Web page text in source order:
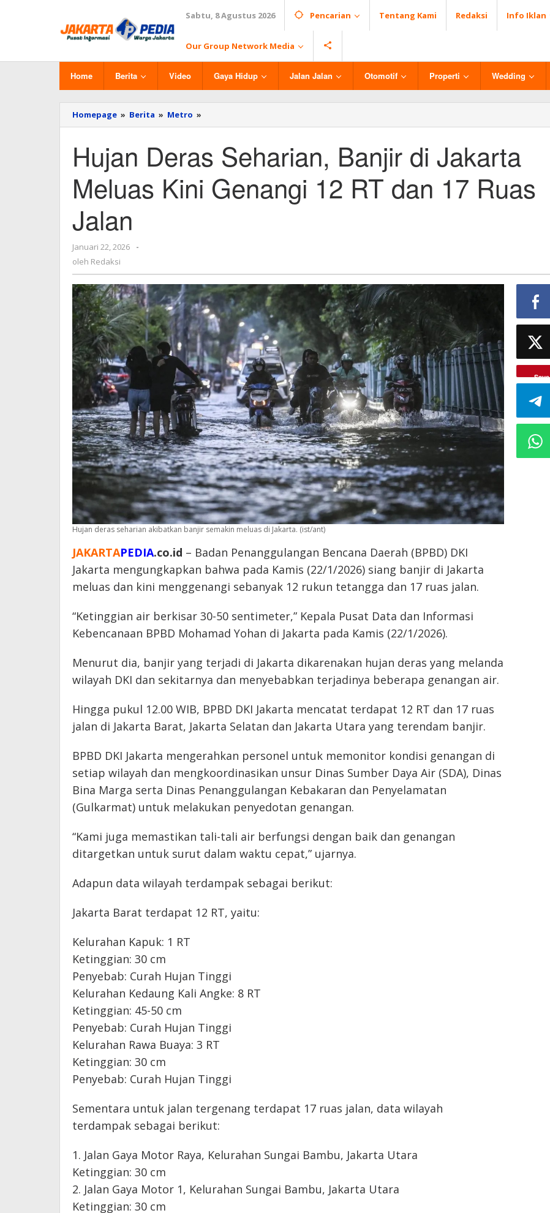
Sabtu, 8 Agustus 2026 Pencarian Tentang Kami Redaksi Info Iklan
Our Group Network Media
Home Berita Video Gaya Hidup Jalan Jalan Otomotif Properti Wedding
Homepage » Berita » Metro »
Deras
Banjir
di
Meluas
Kini
Jalan
Hujan Deras Seharian, Banjir di Jakarta
Meluas Kini Genangi 12 RT dan 17 Ruas
Jalan
Januari 22, 2026
oleh
-
oleh Redaksi
Hujan deras seharian akibatkan banjir semakin meluas di Jakarta. (ist/ant)
JAKARTAPEDIA.co.id – Badan Penanggulangan Bencana Daerah (BPBD) DKI
Jakarta mengungkapkan bahwa pada Kamis (22/1/2026) siang banjir di Jakarta
meluas dan kini menggenangi sebanyak 12 rukun tetangga dan 17 ruas jalan.
“Ketinggian air berkisar 30-50 sentimeter,” Kepala Pusat Data dan Informasi
Kebencanaan BPBD Mohamad Yohan di Jakarta pada Kamis (22/1/2026).
Menurut dia, banjir yang terjadi di Jakarta dikarenakan hujan deras yang melanda
wilayah DKI dan sekitarnya dan menyebabkan terjadinya beberapa genangan air.
Hingga pukul 12.00 WIB, BPBD DKI Jakarta mencatat terdapat 12 RT dan 17 ruas
jalan di Jakarta Barat, Jakarta Selatan dan Jakarta Utara yang terendam banjir.
BPBD DKI Jakarta mengerahkan personel untuk memonitor kondisi genangan di
setiap wilayah dan mengkoordinasikan unsur Dinas Sumber Daya Air (SDA), Dinas
Bina Marga serta Dinas Penanggulangan Kebakaran dan Penyelamatan
(Gulkarmat) untuk melakukan penyedotan genangan.
“Kami juga memastikan tali-tali air berfungsi dengan baik dan genangan
ditargetkan untuk surut dalam waktu cepat,” ujarnya.
Adapun data wilayah terdampak sebagai berikut:
Jakarta Barat terdapat 12 RT, yaitu:
Kelurahan Kapuk: 1 RT
Ketinggian: 30 cm
Penyebab: Curah Hujan Tinggi
Kelurahan Kedaung Kali Angke: 8 RT
Ketinggian: 45-50 cm
Penyebab: Curah Hujan Tinggi
Kelurahan Rawa Buaya: 3 RT
Ketinggian: 30 cm
Penyebab: Curah Hujan Tinggi
Sementara untuk jalan tergenang terdapat 17 ruas jalan, data wilayah
terdampak sebagai berikut:
1. Jalan Gaya Motor Raya, Kelurahan Sungai Bambu, Jakarta Utara
Ketinggian: 30 cm
2. Jalan Gaya Motor 1, Kelurahan Sungai Bambu, Jakarta Utara
Ketinggian: 30 cm
Save